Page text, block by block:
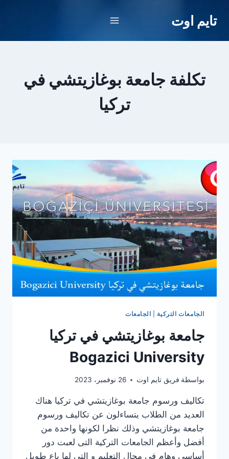
تايم اوت
تكلفة جامعة بوغازيتشي في
تركيا
الجامعات التركية الجامعات
جامعة بوغازيتشي في تركيا
Bogazici University
بواسطة فريق تايم اوت 26 نوفمبر، 2023
تكاليف ورسوم جامعة بوغازيتشي في تركيا هناك
العديد من الطلاب يتساءلون عن تكاليف ورسوم
جامعة بوغازيتشي وذلك نظرا لكونها واحدة من
أفضل وأعظم الجامعات التركية التى لعبت دور
أساسي وهام في مجال التعليم و التى لها باع طويل